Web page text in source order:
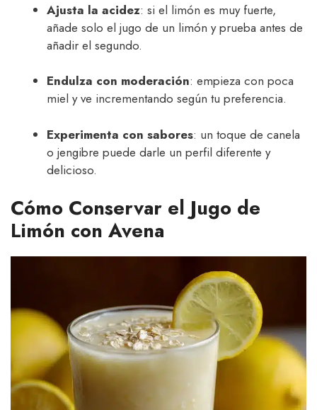
Ajusta la acidez: si el limón es muy fuerte,
añade solo el jugo de un limón y prueba antes de
añadir el segundo.
Endulza con moderación: empieza con poca
miel y ve incrementando según tu preferencia.
Experimenta con sabores: un toque de canela
o jengibre puede darle un perfil diferente y
delicioso.
Cómo Conservar el Jugo de
Limón con Avena